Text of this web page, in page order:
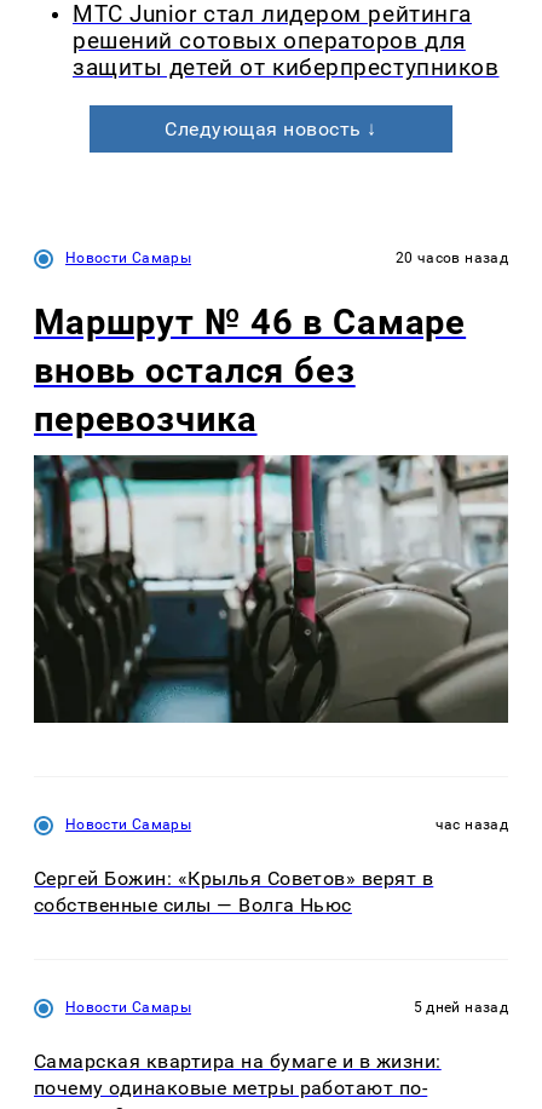
МТС Junior стал лидером рейтинга
решений сотовых операторов для
защиты детей от киберпреступников
Следующая новость ↓
Новости Самары 20 часов назад
Маршрут № 46 в Самаре
вновь остался без
перевозчика
Новости Самары час назад
Сергей Божин: «Крылья Советов» верят в
собственные силы — Волга Ньюс
Новости Самары 5 дней назад
Самарская квартира на бумаге и в жизни:
почему одинаковые метры работают по-